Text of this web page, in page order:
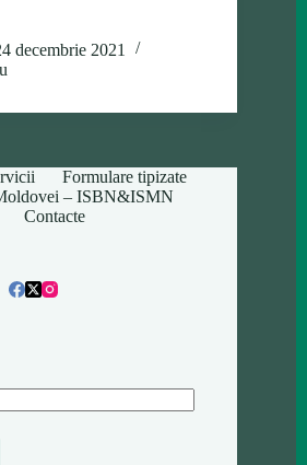
decembrie 2021
Formulare tipizate
– ISBN&ISMN
Contacte